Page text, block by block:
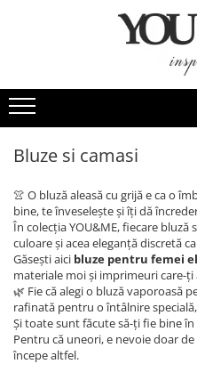
Bluze si camasi
Pantaloni
Geci si jachete
Rochii de eveniment
Compleuri si costume
Salopete
Tricouri si topuri
Fuste
Sacouri
Genti
Esarfe
Coliere si brose
Bluze si camasi
👚 O bluză aleasă cu grijă e ca o
bine, te înveselește și îți dă
În colecția YOU&ME, fiecare
culoare și acea eleganță discretă
Găsești aici bluze pentru femei
materiale moi și imprimeuri care-
🌿 Fie că alegi o bluză vaporoasă
rafinată pentru o întâlnire
Și toate sunt făcute să-ți fie bine în
Pentru că uneori, e nevoie doar
începe altfel.